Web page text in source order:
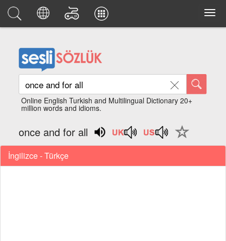
Online English Turkish and Multilingual Dictionary 20+
million words and idioms.
once and for all
İngilizce - Türkçe